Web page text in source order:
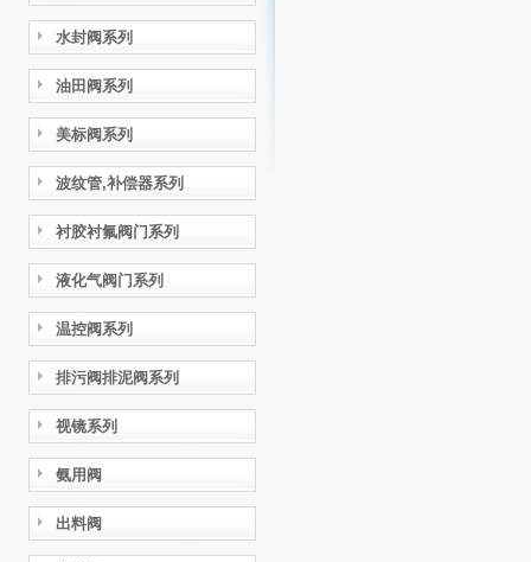
水封阀系列
油田阀系列
美标阀系列
波纹管,补偿器系列
衬胶衬氟阀门系列
液化气阀门系列
温控阀系列
排污阀排泥阀系列
视镜系列
氨用阀
出料阀